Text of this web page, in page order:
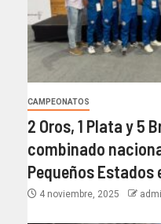
CAMPEONATOS
2 Oros, 1 Plata y 5
combinado
Pequeños Estados
4 noviembre, 2025